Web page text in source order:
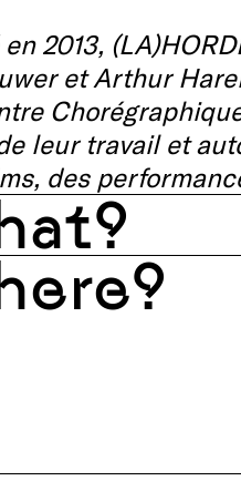
en 2013,
et Arthur
leur travail et
des